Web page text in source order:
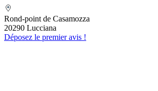
Rond-point de Casamozza
20290 Lucciana
Déposez le premier avis !